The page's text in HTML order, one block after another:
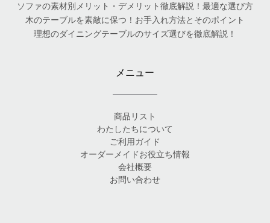
ソファの素材別メリット・デメリット徹底解説！最適な選び方
木のテーブルを素敵に保つ！お手入れ方法とそのポイント
理想のダイニングテーブルのサイズ選びを徹底解説！
メニュー
商品リスト
わたしたちについて
ご利用ガイド
オーダーメイドお役立ち情報
会社概要
お問い合わせ